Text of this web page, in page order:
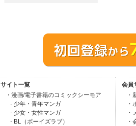
サイト一覧
・漫画/電子書籍のコミックシーモア
- 少年・青年マンガ
- 少女・女性マンガ
- BL（ボーイズラブ）
会員
・
・
・
・